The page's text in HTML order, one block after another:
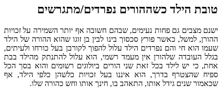
טובת הילד כשההורים נפרדים/מתגרשים
ישנם מצבים גם פחות נעימים, שבהם חשובה אף יותר השמירה על זכויות
ההורן, למשל, כאשר פורץ סכסוך בינו לבין בן זוגו שהוא ההורה של הילד
שעמו הוא חי והם נפרדים הילד עלול להפוך לקורבן בעל כורחו ולעיתים,
בגלל העובדה שלהורן אין מעמד רשמי, הוא עלול להתנתק מהילד בבת
אחת, כי יש לילד בכל זאת שני הורים ביולוגים רשומים והוא בסך הכל
ספיח שהצטרף בדרך, הוא איננו בעל זכויות כלשהן כלפי הילד, אף
שכאמור שנים גידל אותו, התאהב בו, חינך אותו וחש כהורה שלו.